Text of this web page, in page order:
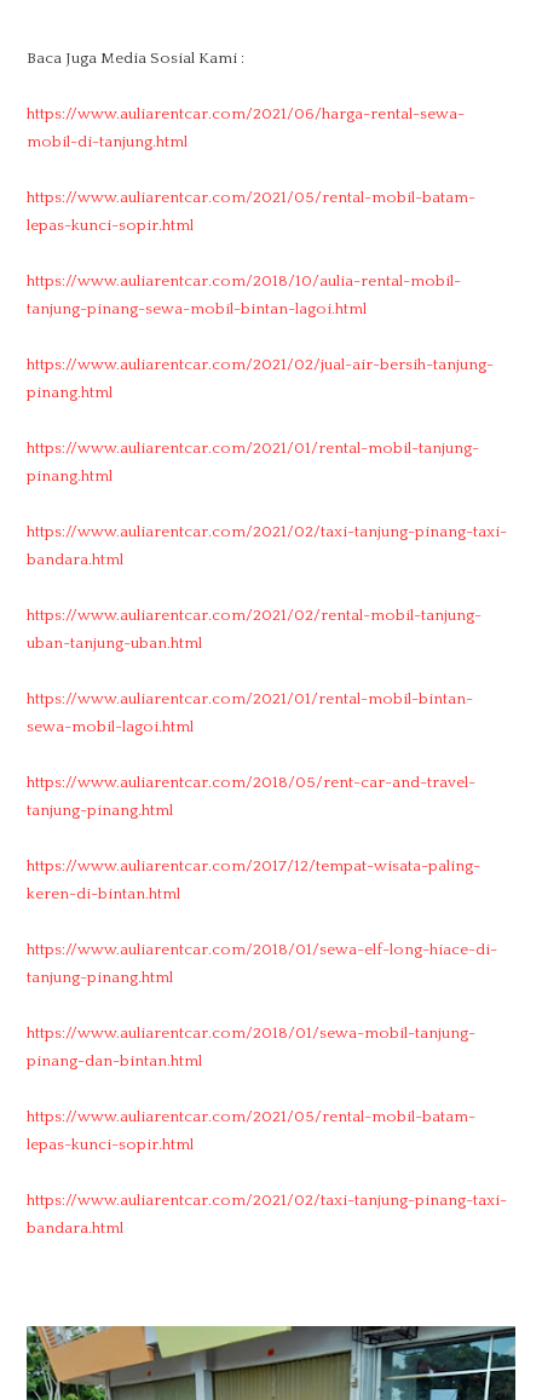
Baca Juga Media Sosial Kami :
https://www.auliarentcar.com/2021/06/harga-rental-sewa-
mobil-di-tanjung.html
https://www.auliarentcar.com/2021/05/rental-mobil-batam-
lepas-kunci-sopir.html
https://www.auliarentcar.com/2018/10/aulia-rental-mobil-
tanjung-pinang-sewa-mobil-bintan-lagoi.html
https://www.auliarentcar.com/2021/02/jual-air-bersih-tanjung-
pinang.html
https://www.auliarentcar.com/2021/01/rental-mobil-tanjung-
pinang.html
https://www.auliarentcar.com/2021/02/taxi-tanjung-pinang-taxi-
bandara.html
https://www.auliarentcar.com/2021/02/rental-mobil-tanjung-
uban-tanjung-uban.html
https://www.auliarentcar.com/2021/01/rental-mobil-bintan-
sewa-mobil-lagoi.html
https://www.auliarentcar.com/2018/05/rent-car-and-travel-
tanjung-pinang.html
https://www.auliarentcar.com/2017/12/tempat-wisata-paling-
keren-di-bintan.html
https://www.auliarentcar.com/2018/01/sewa-elf-long-hiace-di-
tanjung-pinang.html
https://www.auliarentcar.com/2018/01/sewa-mobil-tanjung-
pinang-dan-bintan.html
https://www.auliarentcar.com/2021/05/rental-mobil-batam-
lepas-kunci-sopir.html
https://www.auliarentcar.com/2021/02/taxi-tanjung-pinang-taxi-
bandara.html